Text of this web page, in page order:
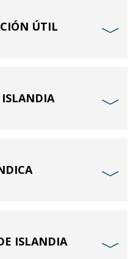
ÚTIL ﹀
﹀
﹀
ISLANDIA ﹀